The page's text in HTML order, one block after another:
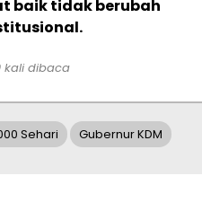
baik tidak berubah
kali dibaca
Sehari Gubernur KDM